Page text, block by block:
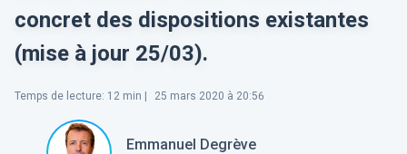
concret des dispositions existantes
(mise à jour 25/03).
Temps de lecture: 12 min | 25 mars 2020 à 20:56
Emmanuel Degrève